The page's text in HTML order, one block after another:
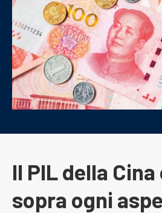
Il PIL della
sopra ogni